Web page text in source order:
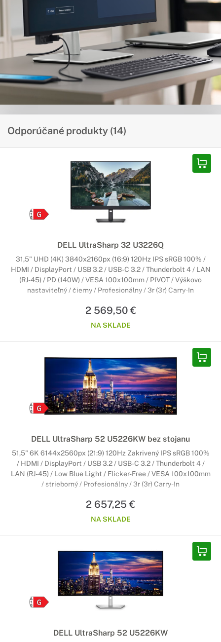
Odporúčané produkty (14)
DELL UltraSharp 32 U3226Q
31,5" UHD (4K) 3840x2160px (16:9) 120Hz IPS sRGB 100% /
HDMI / DisplayPort / USB 3.2 / USB-C 3.2 / Thunderbolt 4 / LAN
(RJ-45) / PD (140W) / VESA 100x100mm / PIVOT / Výškovo
nastaviteľný / čierny / Profesionálny / 3r (3r) Carry-In
2 569,50 €
NA SKLADE
DELL UltraSharp 52 U5226KW bez stojanu
51,5" 6K 6144x2560px (21:9) 120Hz Zakrivený IPS sRGB 100%
/ HDMI / DisplayPort / USB 3.2 / USB-C 3.2 / Thunderbolt 4 /
LAN (RJ-45) / Low Blue Light / Flicker-Free / VESA 100x100mm
/ strieborný / Profesionálny / 3r (3r) Carry-In
2 657,25 €
NA SKLADE
DELL UltraSharp 52 U5226KW